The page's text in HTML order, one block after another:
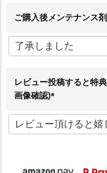
ご購入後メンテナンス
レビュー投稿すると特
画像確認)
必
須